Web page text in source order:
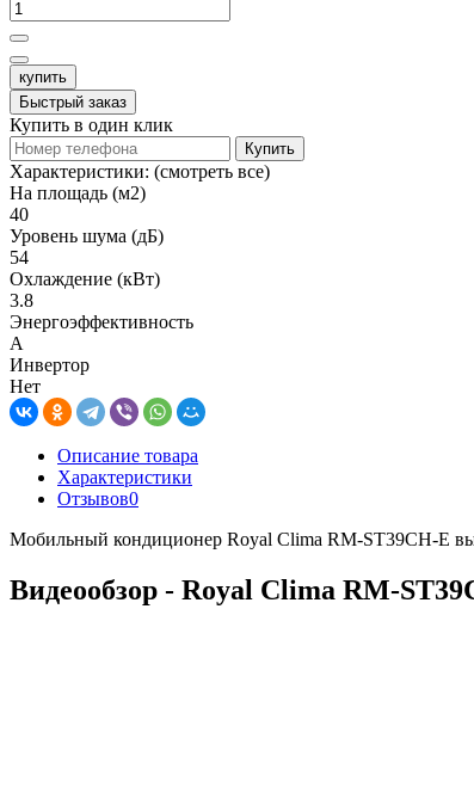
купить
Быстрый заказ
Купить в один клик
Купить
Характеристики: (смотреть все)
На площадь (м2)
40
Уровень шума (дБ)
54
Охлаждение (кВт)
3.8
Энергоэффективность
A
Инвертор
Нет
Описание товара
Характеристики
Отзывов0
Мобильный кондиционер Royal Clima RM-ST39CH-E вы
Видеообзор - Royal Clima RM-